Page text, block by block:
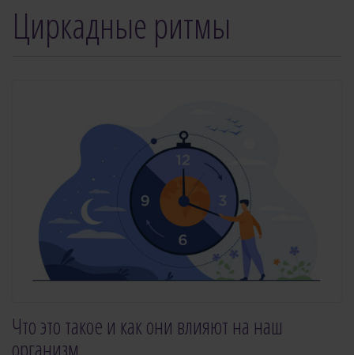
Циркадные ритмы
Что это такое и как они влияют на наш
организм.